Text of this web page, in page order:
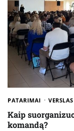
PATARIMAI VERSLAS
Kaip
komandą?